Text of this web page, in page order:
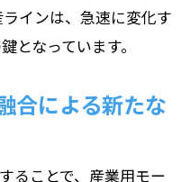
インは、急速に変化す
となっています。
合による新たな
ることで、産業用モー